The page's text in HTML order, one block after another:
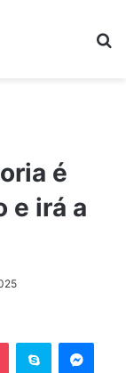
é
e irá a
Pocket Skype